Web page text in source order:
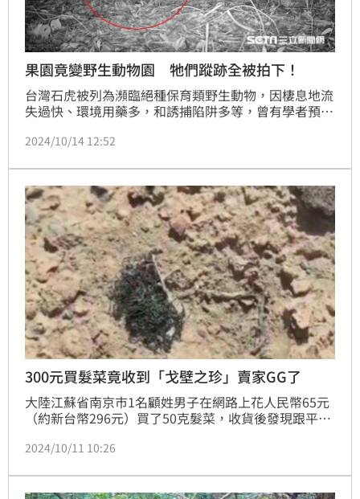
果園竟變野生動物園 牠們蹤跡全被拍下！
台灣石虎被列為瀕臨絕種保育類野生動物，因棲息地流
失過快、環境用藥多，和誘捕陷阱多等，曾有學者預
間的合作下，苗栗、台中和南投，石虎非常穩定分布在
道，也就是台中的淺山及溪流棲地。近來傳出好消息，
友善果園的監視器畫面，不但發現石虎現身影像，還有
其他野生動物，包括白鼻心、鼬獾、赤腹松鼠等，讓大
家看了相當驚喜！
2024/10/14 12:52
300元買髮菜竟收到「戈壁之珍」賣家GG了
大陸江蘇省南京市1名顧姓男子在網路上花人民幣65元
（約新台幣296元）買了50克髮菜，收貨後發現跟平時
報警。經鑑定後，確認髮菜的確屬於國家一級保護植物
判處有期徒刑10月，緩刑1年。
2024/10/11 10:26